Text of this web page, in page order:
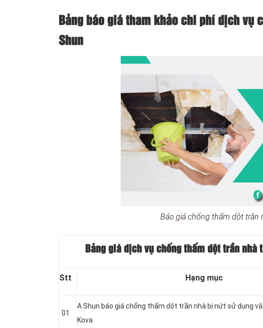
Bảng báo giá tham khảo chi phí dịch vụ
Shun
Báo giá chống thấm dột trần
Bảng giá dịch vụ chống thấm dột trần
Stt Hạng mục
01
A Shun báo giá chống thấm dột trần nhà bị nứt sử dụng
Kova